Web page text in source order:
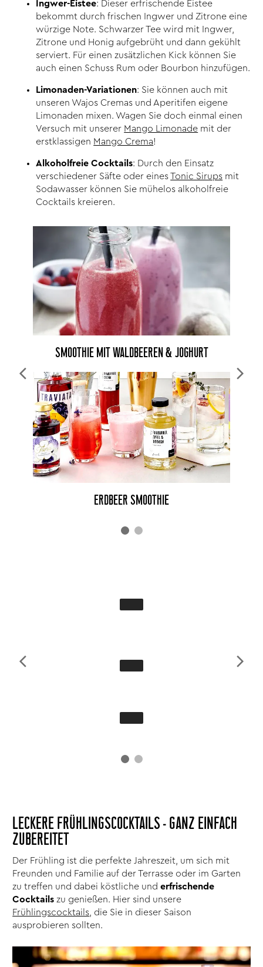
Ingwer-Eistee: Dieser erfrischende Eistee
bekommt durch frischen Ingwer und Zitrone eine
würzige Note. Schwarzer Tee wird mit Ingwer,
Zitrone und Honig aufgebrüht und dann gekühlt
serviert. Für einen zusätzlichen Kick können Sie
auch einen Schuss Rum oder Bourbon hinzufügen.
Limonaden-Variationen: Sie können auch mit
unseren Wajos Cremas und Aperitifen eigene
Limonaden mixen. Wagen Sie doch einmal einen
Versuch mit unserer Mango Limonade mit der
erstklassigen Mango Crema!
Alkoholfreie Cocktails: Durch den Einsatz
verschiedener Säfte oder einesTonic Sirups mit
Sodawasser können Sie mühelos alkoholfreie
Cocktails kreieren.
SMOOTHIE MIT WALDBEEREN & JOGHURT
ERDBEER SMOOTHIE
LECKERE FRÜHLINGSCOCKTAILS - GANZ EINFACH
ZUBEREITET
Der Frühling ist die perfekte Jahreszeit, um sich mit
Freunden und Familie auf der Terrasse oder im Garten
zu treffen und dabei köstliche underfrischende
Cocktails zu genießen. Hier sind unsere
Frühlingscocktails , die Sie in dieser Saison
ausprobieren sollten.